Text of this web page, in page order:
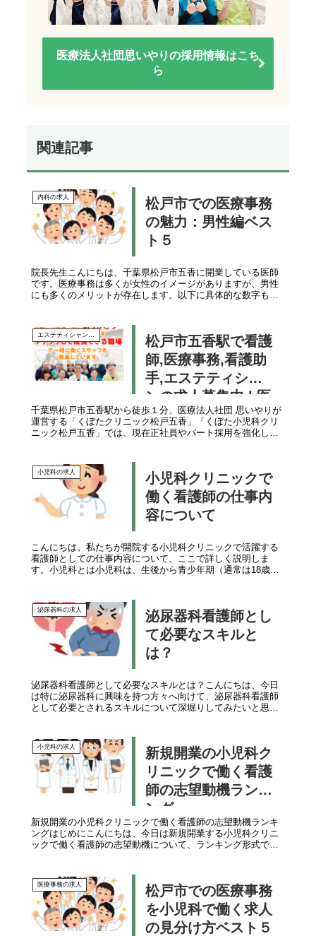
医療法人社団思いやりの採用情報はこち
ら
関連記事
内科の求人
松戸市での医療事務
の魅力：男性編ベス
ト５
院長先生こんにちは、千葉県松戸市五香に開業している医師
です。医療事務は多くが女性のイメージがありますが、男性
にも多くのメリットが存在します。以下に具体的な数字も交
松戸市五香駅で看護
師,医療事務,看護助
手,エステティシャ
ンの求人募集中 | 医
療法人社団思いやり
採用サイト
千葉県松戸市五香駅から徒歩１分、医療法人社団 思いやりが
運営する「くぼたクリニック松戸五香」「くぼた小児科クリ
ニック松戸五香」では、現在正社員やパート採用を強化して
小児科の求人
小児科クリニックで
働く看護師の仕事内
容について
こんにちは。私たちが開院する小児科クリニックで活躍する
看護師としての仕事内容について、ここで詳しく説明しま
す。小児科とは小児科は、生後から青少年期（通常は18歳ま
泌尿器科の求人
泌尿器科看護師とし
て必要なスキルと
は？
泌尿器科看護師として必要なスキルとは？こんにちは、今日
は特に泌尿器科に興味を持つ方々へ向けて、泌尿器科看護師
として必要とされるスキルについて深堀りしてみたいと思い
小児科の求人
新規開業の小児科ク
リニックで働く看護
師の志望動機ランキ
ング
新規開業の小児科クリニックで働く看護師の志望動機ランキ
ングはじめにこんにちは、今日は新規開業する小児科クリニ
ックで働く看護師の志望動機について、ランキング形式で解
医療事務の求人
松戸市での医療事務
を小児科で働く求人
の見分け方ベスト５